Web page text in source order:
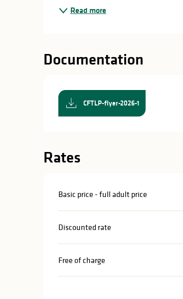
Read more
Documentation
CFTLP-flyer-2026-1
Rates
Basic price - full adult price
Discounted rate
Free of charge